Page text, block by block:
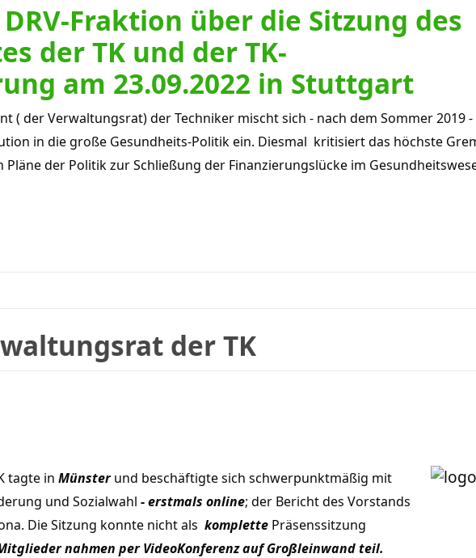
Fraktion über die Sitzung des
der TK und der TK-
am 23.09.2022 in Stuttgart
( der Verwaltungsrat) der Techniker mischt sich - nach dem Sommer 2019
in die große Gesundheits-Politik ein. Diesmal kritisiert das höchste
der Politik zur Schließung der Finanzierungslücke im
der TK
tagte inMünsterund beschäftigte sich schwerpunktmäßig mit
und Sozialwahl-erstmals online; der Bericht des Vorstands
Die Sitzung konnte nicht als komplette Präsenssitzung
nahmen per VideoKonferenz auf Großleinwand teil.